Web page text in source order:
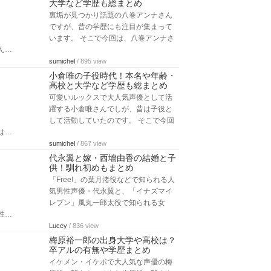
大学など学歴も総まとめ
裏垢が見つかり話題の八巻アンナさん
ですが、昔の学歴にも注目が集まって
います。 そこで今回は、八巻アンナさ
…
sumichel / 895 view
小倉唯の子役時代！本名や年齢・
高校と大学など学歴も総まとめ
可愛いルックスで大人気声優として活
躍する小倉唯さんでしが、昔は子役と
して活動していたのです。 そこで今回
…
sumichel / 867 view
代永翼と嫁・西墻由香の結婚と子
供！馴れ初めもまとめ
「Free!」の葉月渚役などで知られる人
気男性声優・代永翼と、「イナズマイ
レブン」風丸一郎太役で知られる女
…
Luccy / 836 view
梅原裕一郎の出身大学や高校は？
卒アルの有無や学歴まとめ
イケメン・イケボで大人気な声優の梅